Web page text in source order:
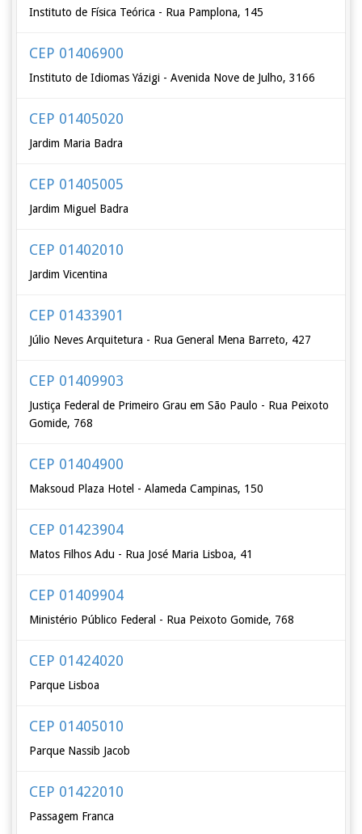
Instituto de Física Teórica - Rua Pamplona, 145
CEP 01406900
Instituto de Idiomas Yázigi - Avenida Nove de Julho, 3166
CEP 01405020
Jardim Maria Badra
CEP 01405005
Jardim Miguel Badra
CEP 01402010
Jardim Vicentina
CEP 01433901
Júlio Neves Arquitetura - Rua General Mena Barreto, 427
CEP 01409903
Justiça Federal de Primeiro Grau em São Paulo - Rua Peixoto
Gomide, 768
CEP 01404900
Maksoud Plaza Hotel - Alameda Campinas, 150
CEP 01423904
Matos Filhos Adu - Rua José Maria Lisboa, 41
CEP 01409904
Ministério Público Federal - Rua Peixoto Gomide, 768
CEP 01424020
Parque Lisboa
CEP 01405010
Parque Nassib Jacob
CEP 01422010
Passagem Franca